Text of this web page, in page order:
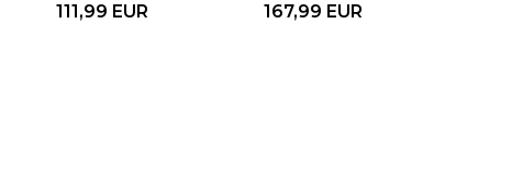
111,99 EUR 167,99 EUR